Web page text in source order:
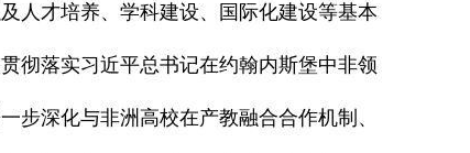
人才培养、学科建设、国际化建设等基本
彻落实习近平总书记在约翰内斯堡中非领
步深化与非洲高校在产教融合合作机制、